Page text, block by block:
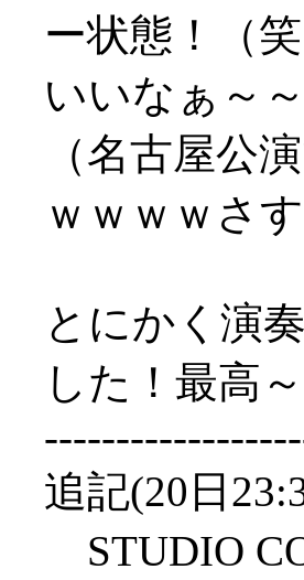
ー状態！（笑
いいなぁ～～
（名古屋公
ｗｗｗｗさ
とにかく演
した！最高～
追記(20日
STUDIO